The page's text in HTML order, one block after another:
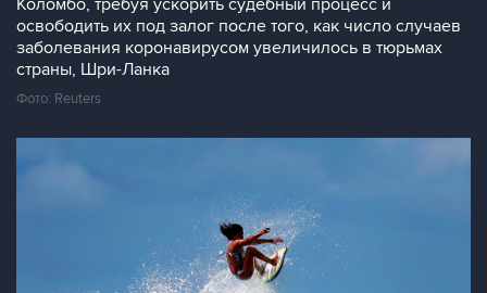
Коломбо, требуя ускорить судебный процесс и
освободить их под залог после того, как число случаев
заболевания коронавирусом увеличилось в тюрьмах
страны, Шри-Ланка
Фото: Reuters